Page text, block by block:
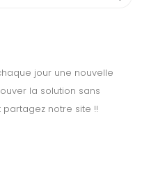
jour une nouvelle
la solution sans
notre site !!